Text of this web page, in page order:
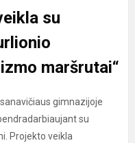
su
maršrutai“
gimnazijoje
su
Projekto veikla